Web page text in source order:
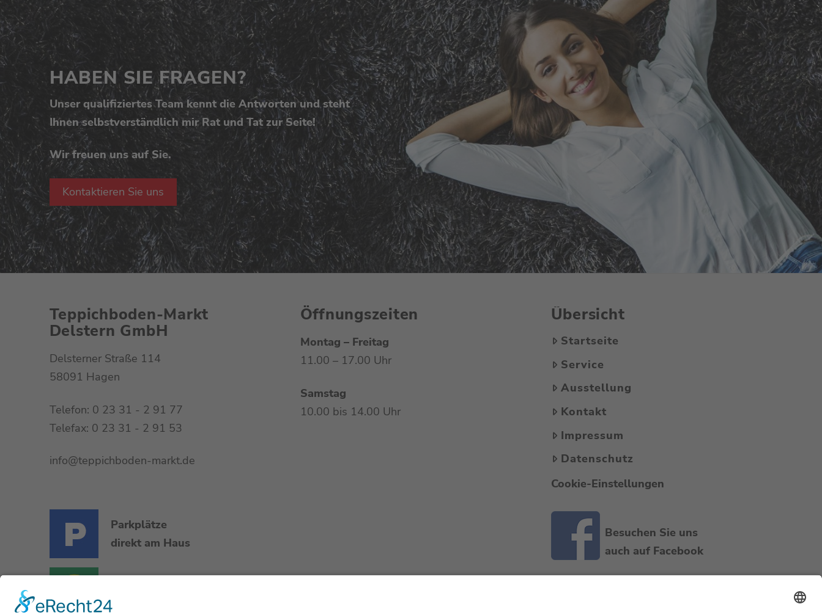
HABEN SIE FRAGEN?
Unser qualifiziertes Team kennt die Antworten und steht
Ihnen selbstverständlich mir Rat und Tat zur Seite!
Wir freuen uns auf Sie.
Kontaktieren Sie uns
Teppichboden-Markt
Delstern GmbH
Delsterner Straße 114
58091 Hagen
Telefon: 0 23 31 - 2 91 77
Telefax: 0 23 31 - 2 91 53
info@teppichboden-markt.de
Parkplätze
direkt am Haus
Öffnungszeiten
Montag – Freitag
11.00 – 17.00 Uhr
Samstag
10.00 bis 14.00 Uhr
Übersicht
Startseite
Service
Ausstellung
Kontakt
Impressum
Datenschutz
Cookie-Einstellungen
Besuchen Sie uns
auch auf Facebook